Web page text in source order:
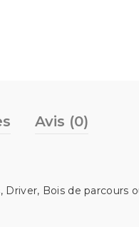
Avis (0)
Bois de parcours